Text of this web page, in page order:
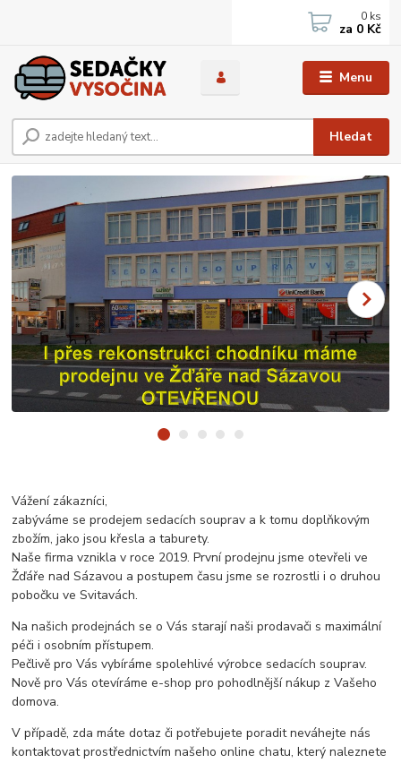
Menu
Hledat
0 ks
za 0 Kč
Vážení zákazníci,
zabýváme se prodejem sedacích souprav a k tomu doplňkovým
zbožím, jako jsou křesla a taburety.
Naše firma vznikla v roce 2019. První prodejnu jsme otevřeli ve
Žďáře nad Sázavou a postupem času jsme se rozrostli i o druhou
pobočku ve Svitavách.
Na našich prodejnách se o Vás starají naši prodavači s maximální
péči i osobním přístupem.
Pečlivě pro Vás vybíráme spolehlivé výrobce sedacích souprav.
Nově pro Vás otevíráme e-shop pro pohodlnější nákup z Vašeho
domova.
V případě, zda máte dotaz či potřebujete poradit neváhejte nás
kontaktovat prostřednictvím našeho online chatu, který naleznete